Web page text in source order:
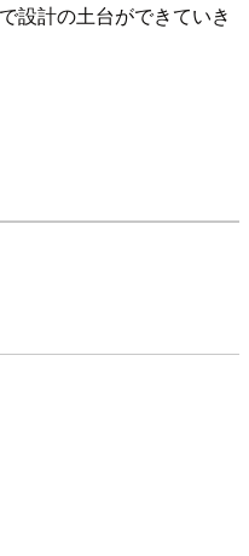
設計の土台ができていき